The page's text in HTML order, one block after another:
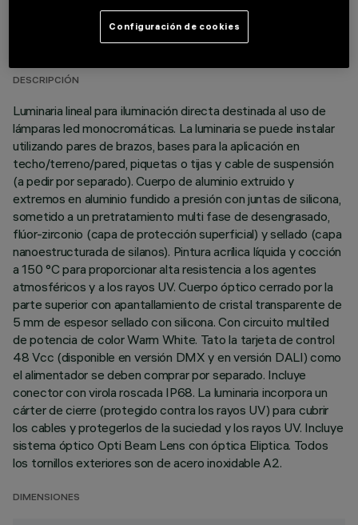
DATOS TÉCNICOS
ÚLTIMA ACTUALIZACIÓN: 06/08/2026
DESCRIPCIÓN
Luminaria lineal para iluminación directa destinada al uso de
lámparas led monocromáticas. La luminaria se puede instalar
utilizando pares de brazos, bases para la aplicación en
techo/terreno/pared, piquetas o tijas y cable de suspensión
(a pedir por separado). Cuerpo de aluminio extruido y
extremos en aluminio fundido a presión con juntas de silicona,
sometido a un pretratamiento multi fase de desengrasado,
flúor-zirconio (capa de protección superficial) y sellado (capa
nanoestructurada de silanos). Pintura acrílica líquida y cocción
a 150 °C para proporcionar alta resistencia a los agentes
atmosféricos y a los rayos UV. Cuerpo óptico cerrado por la
parte superior con apantallamiento de cristal transparente de
5 mm de espesor sellado con silicona. Con circuito multiled
de potencia de color Warm White. Tato la tarjeta de control
48 Vcc (disponible en versión DMX y en versión DALI) como
el alimentador se deben comprar por separado. Incluye
conector con virola roscada IP68. La luminaria incorpora un
cárter de cierre (protegido contra los rayos UV) para cubrir
los cables y protegerlos de la suciedad y los rayos UV. Incluye
sistema óptico Opti Beam Lens con óptica Eliptica. Todos
los tornillos exteriores son de acero inoxidable A2.
DIMENSIONES
Configuración de cookies